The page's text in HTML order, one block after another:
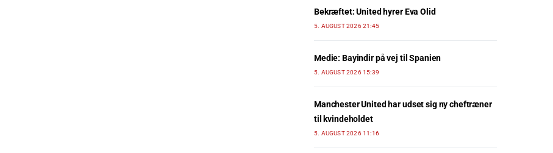
Bekræftet: United hyrer Eva Olid
5. AUGUST 2026 21:45
Medie: Bayindir på vej til Spanien
5. AUGUST 2026 15:39
Manchester United har udset sig ny cheftræner
til kvindeholdet
5. AUGUST 2026 11:16